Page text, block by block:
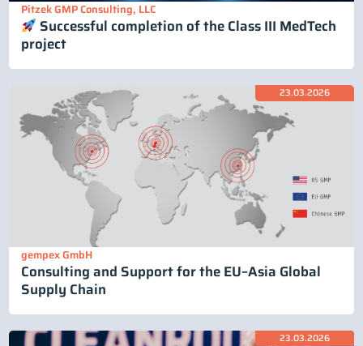
Pitzek GMP Consulting, LLC
Successful completion of the Class III MedTech
project
23.03.2026
gempex GmbH
Consulting and Support for the EU–Asia Global
Supply Chain
23.03.2026